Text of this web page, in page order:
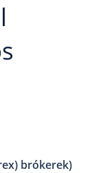
brókerek)